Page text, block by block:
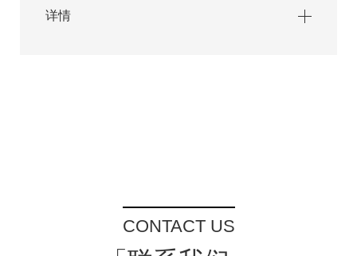
详情
CONTACT US